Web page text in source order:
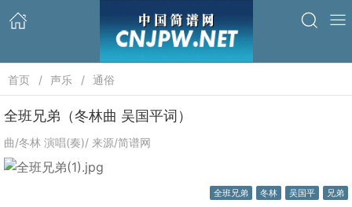
首页 声乐 通俗
全班兄弟（冬林曲 吴国平词）
曲/冬林 演唱(奏)/ 来源/简谱网
全班兄弟 冬林 吴国平 兄弟